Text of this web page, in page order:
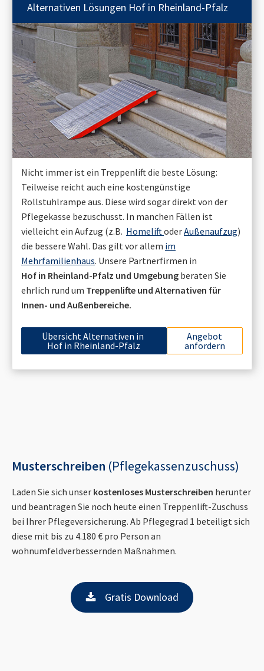
Alternativen Lösungen Hof in Rheinland-Pfalz
Nicht immer ist ein Treppenlift die beste Lösung:
Teilweise reicht auch eine kostengünstige
Rollstuhlrampe aus. Diese wird sogar direkt von der
Pflegekasse bezuschusst. In manchen Fällen ist
vielleicht ein Aufzug (z.B. HomeliftoderAußenaufzug)
die bessere Wahl. Das gilt vor allem im
Mehrfamilienhaus. Unsere Partnerfirmen in
Hof in Rheinland-Pfalz und Umgebung beraten Sie
ehrlich rund um Treppenlifte und Alternativen für
Innen- und Außenbereiche.
Übersicht Alternativen in
Hof in Rheinland-Pfalz
Angebot
anfordern
Musterschreiben (Pflegekassenzuschuss)
Laden Sie sich unser kostenloses Musterschreiben herunter
und beantragen Sie noch heute einen Treppenlift-Zuschuss
bei Ihrer Pflegeversicherung. Ab Pflegegrad 1 beteiligt sich
diese mit bis zu 4.180 € pro Person an
wohnumfeldverbessernden Maßnahmen.
Gratis Download